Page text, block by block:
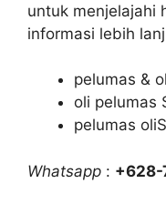
untuk menjelajahi
informasi lebih
pelumas &
oli pelumas
pelumas
Whatsapp :